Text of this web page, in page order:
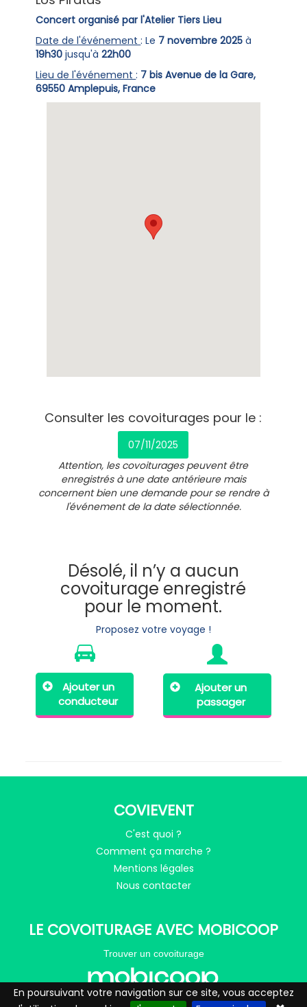
Concert organisé par l'Atelier Tiers Lieu
Date de l'événement: Le 7 novembre 2025 à
19h30 jusqu'à22h00
Lieu de l'événement: 7 bis Avenue de la Gare,
69550 Amplepuis, France
Consulter les covoiturages pour le :
07/11/2025
Attention, les covoiturages peuvent être
enregistrés à une date antérieure mais
concernent bien une demande pour se rendre à
l'événement de la date sélectionnée.
Désolé, il n’y a aucun
covoiturage enregistré
pour le moment.
Proposez votre voyage !
Ajouter un
conducteur
Ajouter un
passager
COVIEVENT
C'est quoi ?
Comment ça marche ?
Mentions légales
Nous contacter
LE COVOITURAGE AVEC MOBICOOP
Trouver un covoiturage
En poursuivant votre navigation sur ce site, vous acceptez